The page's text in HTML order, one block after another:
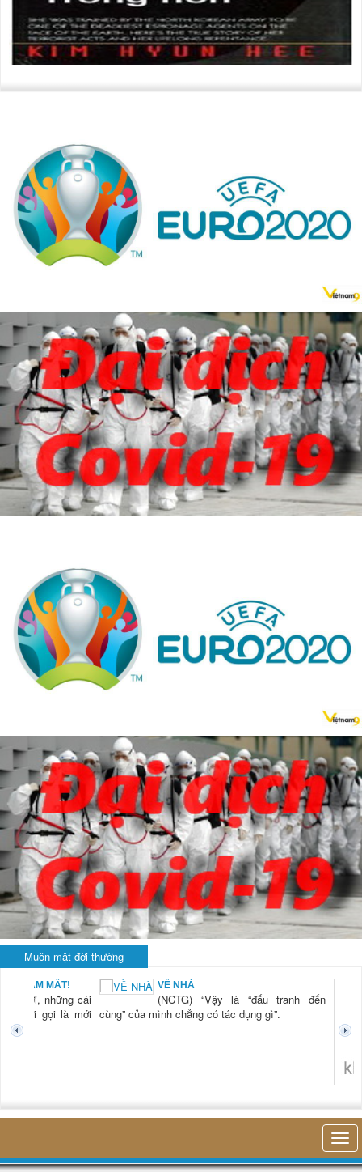
Muôn mặt đời thường
NAM MẤT!
“Xời, những cái
mới gọi là mới
VỀ NHÀ
(NCTG) “Vậy là “đấu tranh đến
cùng” của mình chẳng có tác dụng gì”.